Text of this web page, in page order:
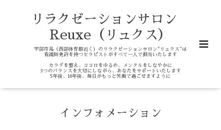
リラクゼーションサロン
Reuxe（リュクス）
宇部市島（西部体育館近く）のリラクゼーションサロン"リュクス"は
看護師免許を持つセラピストがすべて一人で担当いたします
カラダを整え、ココロをゆるめ、メンタルをしなやかに
3つのバランスを大切にしながら、あなたをサポートいたします
5年後、10年後、毎日がもっと笑顔で過ごせますように
インフォメーション